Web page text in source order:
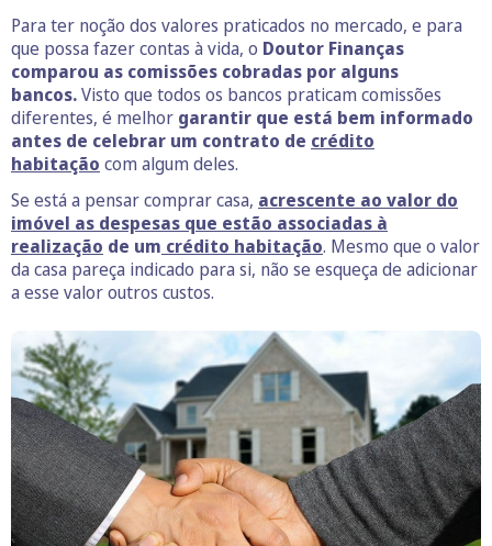
Para ter noção dos valores praticados no mercado, e para
que possa fazer contas à vida, o Doutor Finanças
comparou as comissões cobradas por alguns
bancos.Visto que todos os bancos praticam comissões
diferentes, é melhor garantir que está bem informado
antes de celebrar um contrato de crédito
habitação com algum deles.
Se está a pensar comprar casa, acrescente ao valor do
imóvel as despesas que estão associadas à
realização de um crédito habitação. Mesmo que o valor
da casa pareça indicado para si, não se esqueça de adicionar
a esse valor outros custos.